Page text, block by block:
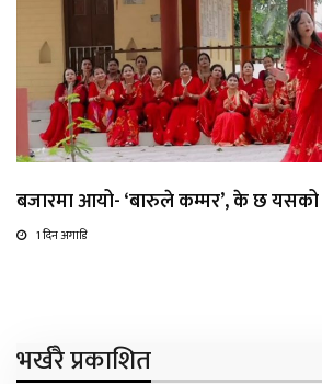
बजारमा आयो- ‘बारुले कम्मर’, के छ यसको
1 दिन अगाडि
भर्खरै प्रकाशित